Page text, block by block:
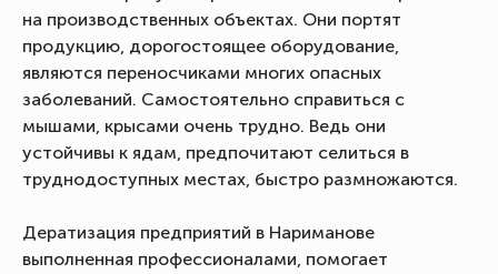
на производственных объектах. Они портят
продукцию, дорогостоящее оборудование,
являются переносчиками многих опасных
заболеваний. Самостоятельно справиться с
мышами, крысами очень трудно. Ведь они
устойчивы к ядам, предпочитают селиться в
труднодоступных местах, быстро размножаются.
Дератизация предприятий в Нариманове
выполненная профессионалами, помогает